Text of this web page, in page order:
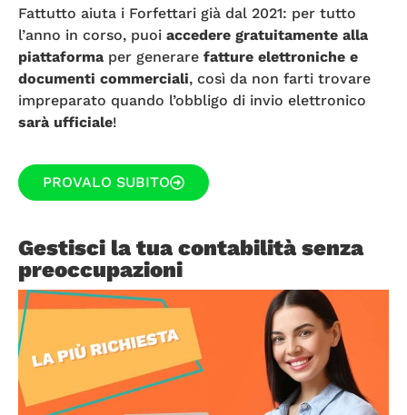
Fattutto aiuta i Forfettari già dal 2021: per tutto
l’anno in corso, puoi accedere gratuitamente alla
piattaforma per generare fatture elettroniche e
documenti commerciali, così da non farti trovare
impreparato quando l’obbligo di invio elettronico
sarà ufficiale!
PROVALO SUBITO
Gestisci la tua contabilità senza
preoccupazioni